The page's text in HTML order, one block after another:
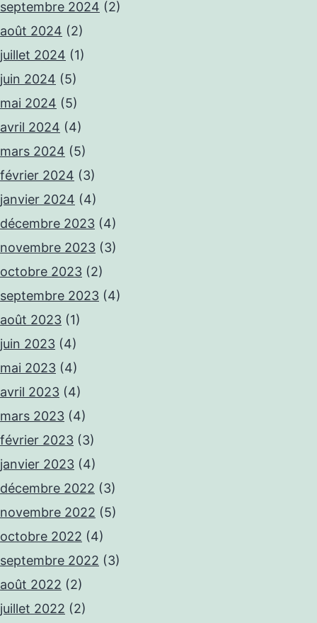
septembre 2024 (2)
août 2024 (2)
juillet 2024 (1)
juin 2024 (5)
mai 2024 (5)
avril 2024 (4)
mars 2024 (5)
février 2024 (3)
janvier 2024 (4)
décembre 2023 (4)
novembre 2023 (3)
octobre 2023 (2)
septembre 2023 (4)
août 2023 (1)
juin 2023 (4)
mai 2023 (4)
avril 2023 (4)
mars 2023 (4)
février 2023 (3)
janvier 2023 (4)
décembre 2022 (3)
novembre 2022 (5)
octobre 2022 (4)
septembre 2022 (3)
août 2022 (2)
juillet 2022 (2)